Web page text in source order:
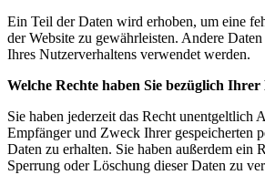
Ein Teil der Daten wird erhoben, um eine
der Website zu gewährleisten. Andere
Ihres Nutzerverhaltens verwendet werden.
Welche Rechte haben Sie bezüglich Ihrer
Sie haben jederzeit das Recht unentgeltlich
Empfänger und Zweck Ihrer gespeicherten
Daten zu erhalten. Sie haben außerdem ein
Sperrung oder Löschung dieser Daten zu